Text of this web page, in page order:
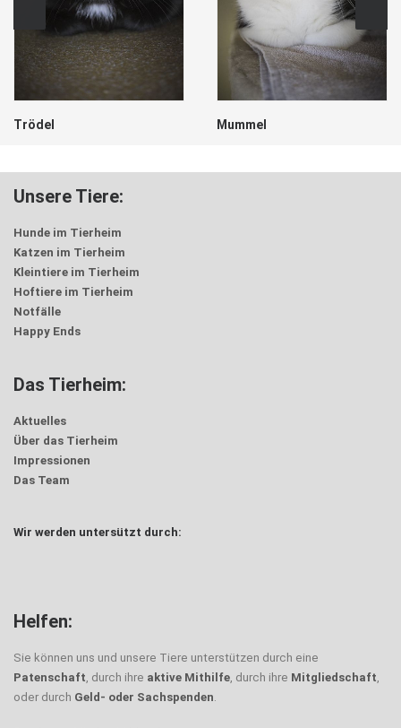
Trödel Mummel
Unsere Tiere:
Hunde im Tierheim
Katzen im Tierheim
Kleintiere im Tierheim
Hoftiere im Tierheim
Notfälle
Happy Ends
Das Tierheim:
Aktuelles
Über das Tierheim
Impressionen
Das Team
Wir werden untersützt durch:
Helfen:
Sie können uns und unsere Tiere unterstützen durch eine
Patenschaft, durch ihre aktive Mithilfe, durch ihre Mitgliedschaft,
oder durch Geld- oder Sachspenden.